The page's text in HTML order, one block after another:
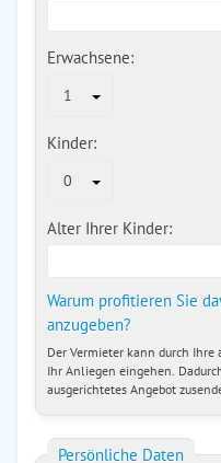
Erwachsene:
1
Kinder:
0
Alter Ihrer Kinder:
Warum profitieren Sie
anzugeben?
Der Vermieter kann durch Ihre
Ihr Anliegen eingehen.
ausgerichtetes Angebot
Persönliche Daten